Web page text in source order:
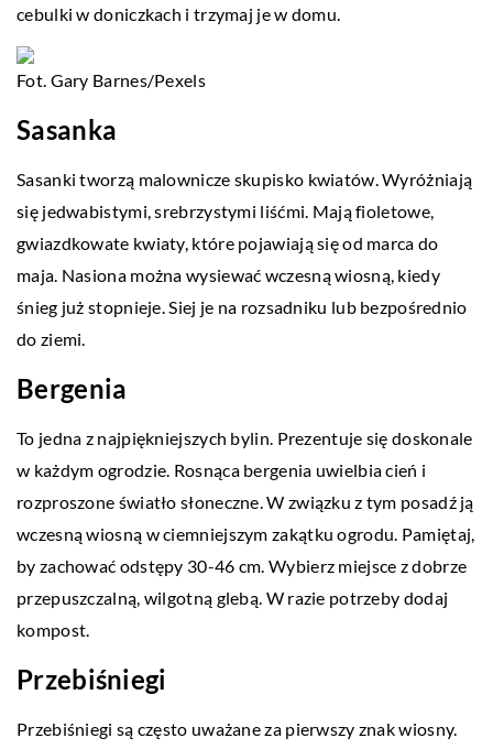
cebulki w doniczkach i trzymaj je w domu.
Fot. Gary Barnes/Pexels
Sasanka
Sasanki tworzą malownicze skupisko kwiatów. Wyróżniają
się jedwabistymi, srebrzystymi liśćmi. Mają fioletowe,
gwiazdkowate kwiaty, które pojawiają się od marca do
maja. Nasiona można wysiewać wczesną wiosną, kiedy
śnieg już stopnieje. Siej je na rozsadniku lub bezpośrednio
do ziemi.
Bergenia
To jedna z najpiękniejszych bylin. Prezentuje się doskonale
w każdym ogrodzie. Rosnąca bergenia uwielbia cień i
rozproszone światło słoneczne. W związku z tym posadź ją
wczesną wiosną w ciemniejszym zakątku ogrodu. Pamiętaj,
by zachować odstępy 30-46 cm. Wybierz miejsce z dobrze
przepuszczalną, wilgotną glebą. W razie potrzeby dodaj
kompost.
Przebiśniegi
Przebiśniegi są często uważane za pierwszy znak wiosny.